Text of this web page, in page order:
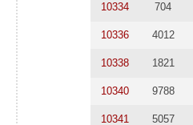
10334 704
10336 4012
10338 1821
10340 9788
10341 5057